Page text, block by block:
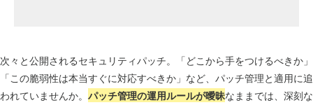
次々と公開されるセキュリティパッチ。「どこから手をつけるべきか」
「この脆弱性は本当すぐに対応すべきか」など、パッチ管理と適用に追
われていませんか。 パッチ管理の運用ルールが曖昧なままでは、深刻な